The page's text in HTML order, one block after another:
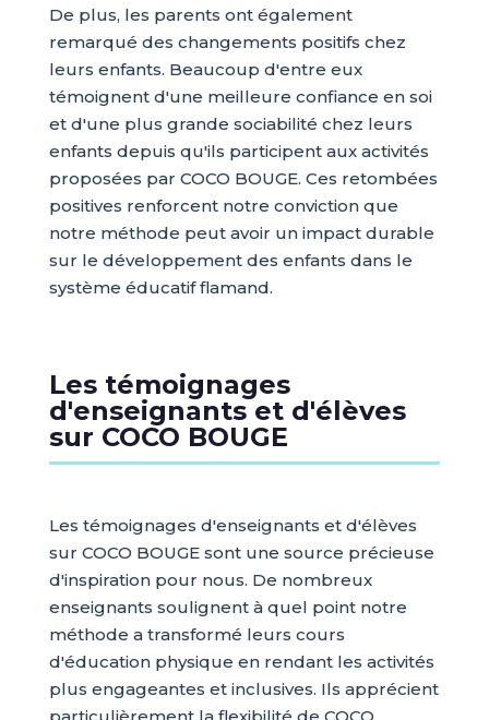
De plus, les parents ont également
remarqué des changements positifs chez
leurs enfants. Beaucoup d'entre eux
témoignent d'une meilleure confiance en soi
et d'une plus grande sociabilité chez leurs
enfants depuis qu'ils participent aux activités
proposées par COCO BOUGE. Ces retombées
positives renforcent notre conviction que
notre méthode peut avoir un impact durable
sur le développement des enfants dans le
système éducatif flamand.
Les témoignages
d'enseignants et d'élèves
sur COCO BOUGE
Les témoignages d'enseignants et d'élèves
sur COCO BOUGE sont une source précieuse
d'inspiration pour nous. De nombreux
enseignants soulignent à quel point notre
méthode a transformé leurs cours
d'éducation physique en rendant les activités
plus engageantes et inclusives. Ils apprécient